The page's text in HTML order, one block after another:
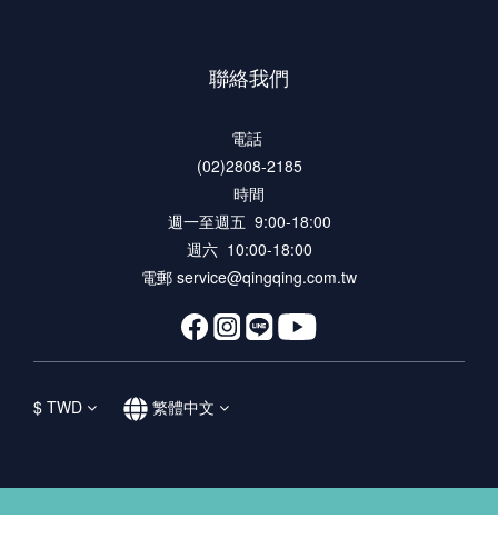
聯絡我們
電話
(02)2808-2185
時間
週一至週五 9:00-18:00
週六 10:00-18:00
電郵 service@qingqing.com.tw
$ TWD 繁體中文